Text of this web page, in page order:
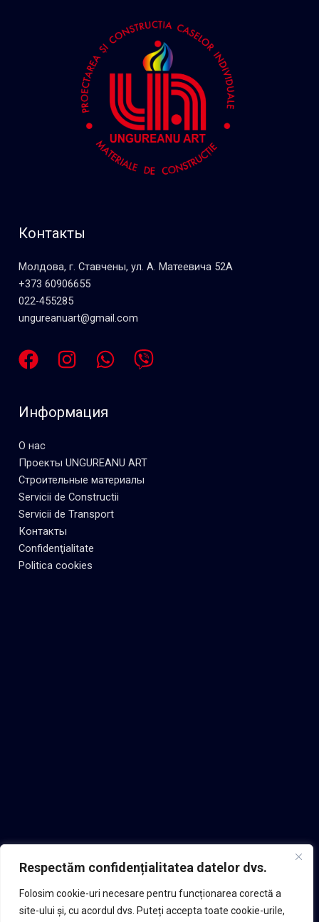
Respectăm confidențialitatea datelor dvs.
Folosim cookie-uri necesare pentru funcționarea corectă a
site-ului și, cu acordul dvs. Puteți accepta toate cookie-urile,
Контакты
Молдова, г. Ставчены, ул. А. Матеевича 52А
+373 60906655
022-455285
ungureanuart@gmail.com
Информация
О нас
Проекты UNGUREANU ART
Строительные материалы
Servicii de Constructii
Servicii de Transport
Контакты
Confidenţialitate
Politica cookies